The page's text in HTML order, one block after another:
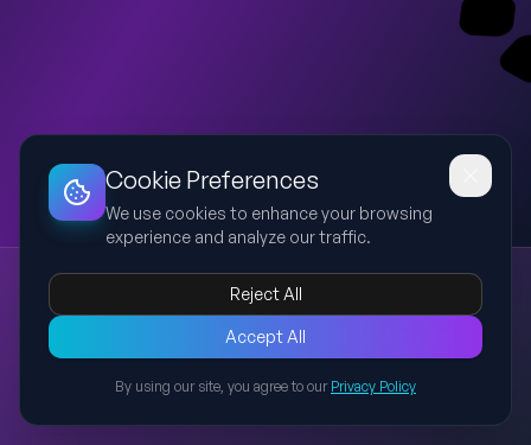
Edit
엄마 칠순 축하 행사 계획
칠순 가족행사 타임라인 이벤트 준비
엄마 칠순 축하 행사를 위한 타임라인, 준비 체크리스트, 역할 분담,
진행 순서를 포함한 실전 행사 운영 가이드. 사전 준비부터 행사 종료
까지 단계별로 설명하여 가족들이 쉽게 따라할 수 있도록 구성.
Cookie Preferences
We use cookies to enhance your browsing
experience and analyze our traffic.
Reject All
Accept All
By using our site, you agree to our Privacy Policy